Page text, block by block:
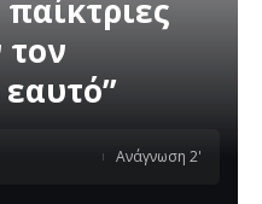
Ανάγνωση 2'